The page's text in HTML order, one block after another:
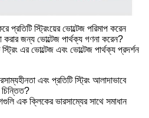
প্রতিটি স্ট্রিংয়ের ভোল্টেজ পরিমাপ করেন
করার জন্য ভোল্টেজ পার্থক্য গণনা করেন?
এর ভোল্টেজ এবং ভোল্টেজ পার্থক্য প্রদর্শন
এবং প্রতিটি স্ট্রিং আলাদাভাবে
চিন্তিত?
এক ক্লিকের ভারসাম্যের সাথে সমাধান